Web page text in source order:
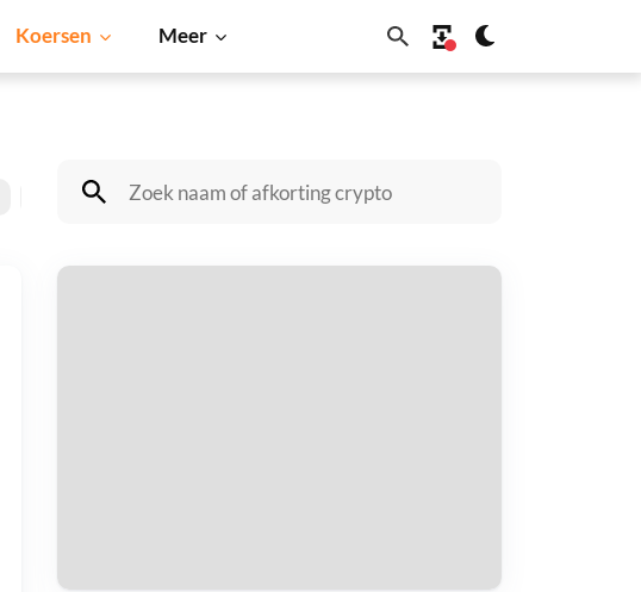
Koersen Meer
Shiba Inu Dogecoin Solana BNB